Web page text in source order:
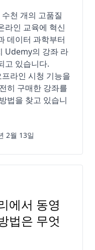
천 개의 고품질
라인 교육에 혁신
데이터 과학부터
Udemy의 강좌 라
고 있습니다.
라인 시청 기능을
히 구매한 강좌를
법을 찾고 있습니
2월 13일
에서 동영
법은 무엇